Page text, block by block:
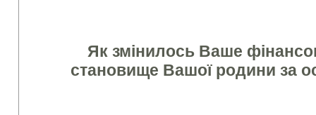
Як змінилось Ваше
становище Вашої родини за